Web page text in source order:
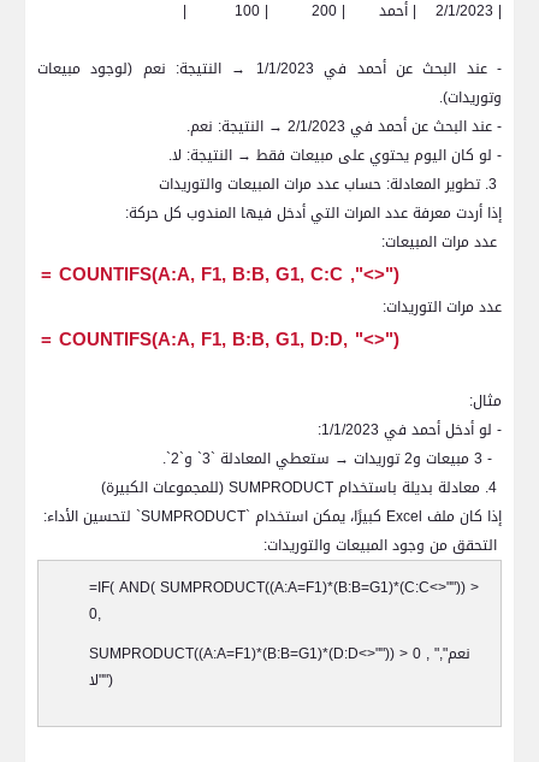
| 2/1/2023
| أحمد | 200
| 100
|
- عند البحث عن أحمد في 1/1/2023 → النتيجة: نعم (لوجود مبيعات
وتوريدات).
- عند البحث عن أحمد في 2/1/2023 → النتيجة: نعم.
- لو كان اليوم يحتوي على مبيعات فقط → النتيجة: لا.
3. تطوير المعادلة: حساب عدد مرات المبيعات والتوريدات
إذا أردت معرفة عدد المرات التي أدخل فيها المندوب كل حركة:
عدد مرات المبيعات:
= COUNTIFS(A:A, F1, B:B, G1, C:C ,"<>")
عدد مرات التوريدات:
= COUNTIFS(A:A, F1, B:B, G1, D:D, ("<>"
مثال:
- لو أدخل أحمد في 1/1/2023:
- 3 مبيعات و2 توريدات → ستعطي المعادلة `3` و`2`.
4. معادلة بديلة باستخدام
SUMPRODUCT(للمجموعات الكبيرة)
إذا كان ملف Excel كبيرًا، يمكن استخدام `SUMPRODUCT` لتحسين الأداء:
التحقق من وجود المبيعات والتوريدات:
=IF( AND( SUMPRODUCT((A:A=F1)*(B:B=G1)*(C:C<>"")) >
0,
SUMPRODUCT((A:A=F1)*(B:B=G1)*(D:D<>"")) > 0 , "نعم",
"لا")